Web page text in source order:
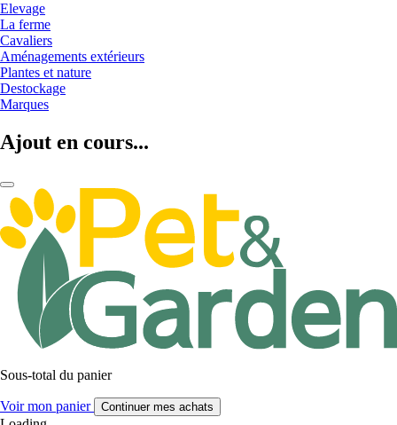
Elevage
La ferme
Cavaliers
Aménagements extérieurs
Plantes et nature
Destockage
Marques
Ajout en cours...
Sous-total du panier
Voir mon panier Continuer mes achats